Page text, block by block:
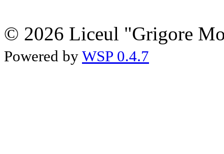
© 2026 Liceul "Grigore
Powered by WSP 0.4.7